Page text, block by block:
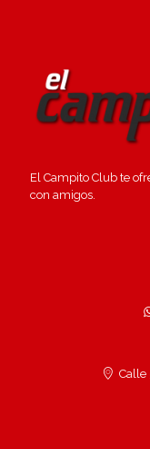
El Campito Club te
con amigos.
Calle